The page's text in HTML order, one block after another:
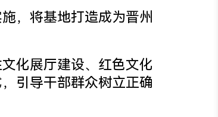
，将基地打造成为晋州
化展厅建设、红色文化
引导干部群众树立正确